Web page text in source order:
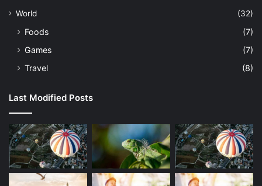
World
(32)
Foods
(7)
Games
(7)
Travel
(8)
Last Modified Posts